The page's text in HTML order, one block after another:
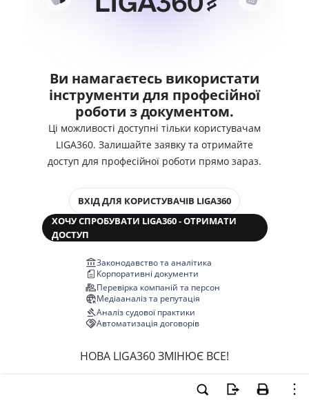
Ви намагаєтесь використати
інструменти для професійної
роботи з документом.
Ці можливості доступні тільки користувачам
LIGA360. Залишайте заявку та отримайте
доступ для професійної роботи прямо зараз.
ВХІД ДЛЯ КОРИСТУВАЧІВ LIGA360
ХОЧУ СПРОБУВАТИ LIGA360 - ОТРИМАТИ
ДОСТУП
Законодавство та аналітика
Корпоративні документи
Перевірка компаній та персон
Медіааналіз та репутація
Аналіз судової практики
Автоматизація договорів
НОВА LIGA360 ЗМІНЮЄ ВСЕ!